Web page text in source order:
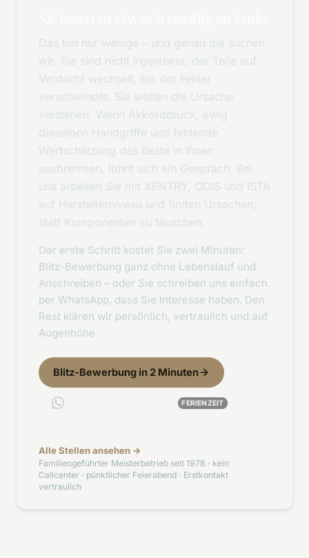
Das tun nur wenige – und genau die suchen
wir. Sie sind nicht irgendwer, der Teile auf
Verdacht wechselt, bis der Fehler
verschwindet. Sie wollen die Ursache
verstehen. Wenn Akkorddruck, ewig
dieselben Handgriffe und fehlende
Wertschätzung das Beste in Ihnen
ausbremsen, lohnt sich ein Gespräch. Bei
uns arbeiten Sie mit XENTRY, ODIS und ISTA
auf Herstellerniveau und finden Ursachen,
statt Komponenten zu tauschen.
Der erste Schritt kostet Sie zwei Minuten:
Blitz-Bewerbung ganz ohne Lebenslauf und
Anschreiben – oder Sie schreiben uns einfach
per WhatsApp, dass Sie Interesse haben. Den
Rest klären wir persönlich, vertraulich und auf
Augenhöhe.
Blitz-Bewerbung in 2 Minuten
FERIENZEIT
Alle Stellen ansehen →
Familiengeführter Meisterbetrieb seit 1978 · kein
Callcenter · pünktlicher Feierabend · Erstkontakt
vertraulich